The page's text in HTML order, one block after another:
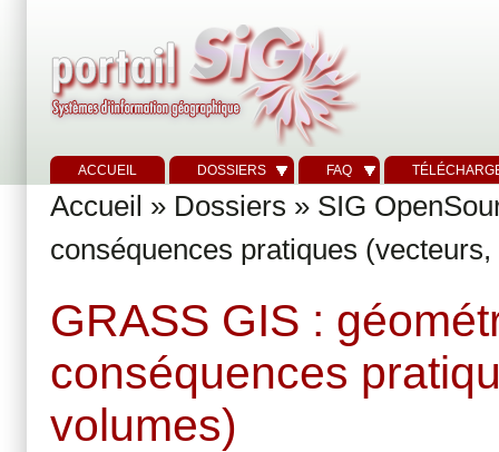
ACCUEIL DOSSIERS FAQ
Accueil » Dossiers » SIG
conséquences pratiques
GRASS GIS :
conséquences
volumes)